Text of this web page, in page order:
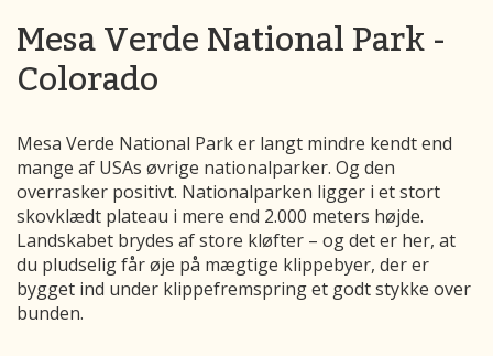
Mesa Verde National Park -
Colorado
Mesa Verde National Park er langt mindre kendt end
mange af USAs øvrige nationalparker. Og den
overrasker positivt. Nationalparken ligger i et stort
skovklædt plateau i mere end 2.000 meters højde.
Landskabet brydes af store kløfter – og det er her, at
du pludselig får øje på mægtige klippebyer, der er
bygget ind under klippefremspring et godt stykke over
bunden.